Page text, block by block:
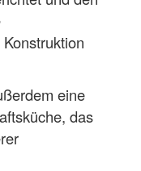
eine
das